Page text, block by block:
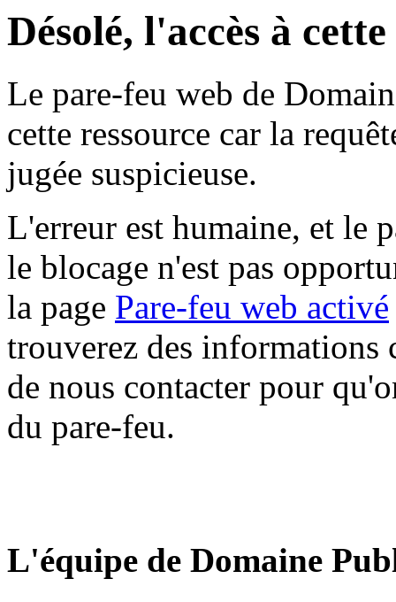
Désolé, l'accès à
Le pare-feu web de
cette ressource car la
jugée suspicieuse.
L'erreur est humaine, et le
le blocage n'est pas
la page Pare-feu web activé
trouverez des informations
de nous contacter pour
du pare-feu.
L'équipe de Domaine